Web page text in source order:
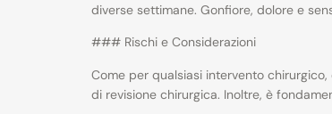
diverse settimane. Gonfiore, dolore e
### Rischi e Considerazioni
Come per qualsiasi intervento
di revisione chirurgica. Inoltre, è